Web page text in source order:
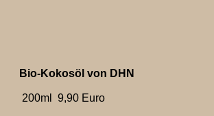
Bio-Kokosöl von DHN
200ml 9,90 Euro